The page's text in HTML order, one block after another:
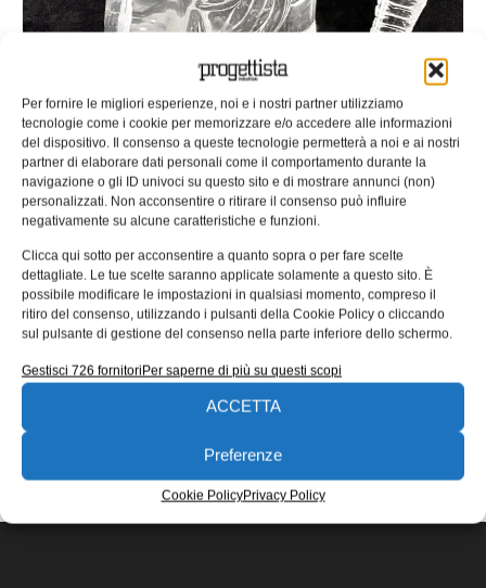
Per fornire le migliori esperienze, noi e i nostri partner utilizziamo
tecnologie come i cookie per memorizzare e/o accedere alle informazioni
del dispositivo. Il consenso a queste tecnologie permetterà a noi e ai nostri
partner di elaborare dati personali come il comportamento durante la
navigazione o gli ID univoci su questo sito e di mostrare annunci (non)
personalizzati. Non acconsentire o ritirare il consenso può influire
negativamente su alcune caratteristiche e funzioni.
Clicca qui sotto per acconsentire a quanto sopra o per fare scelte
dettagliate. Le tue scelte saranno applicate solamente a questo sito. È
possibile modificare le impostazioni in qualsiasi momento, compreso il
ritiro del consenso, utilizzando i pulsanti della Cookie Policy o cliccando
sul pulsante di gestione del consenso nella parte inferiore dello schermo.
Gestisci 726 fornitoriPer saperne di più su questi scopi
ACCETTA
Preferenze
Cookie PolicyPrivacy Policy
Weerg potenzia la stampa 3D con la
resina ABS Like
Weerg, e-commerce italiano che offre online lavorazioni
CNC e stampe 3D, conferma la propria vocazione
all’innovazione inaugurando una nuova linea
Riccardo Fioretto 15/05/2020
EDICOLA WEB